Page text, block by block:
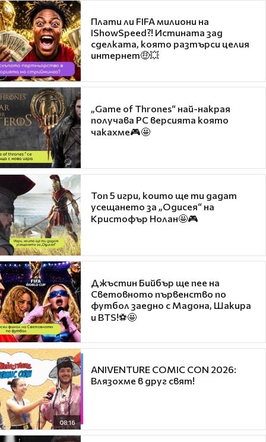
Плати ли FIFA милиони на
IShowSpeed?! Истината зад
сделката, която разтърси целия
интернет🤑💥
„Game of Thrones“ най-накрая
получава PC версията която
чакахме🎮🤩
Топ 5 игри, които ще ти дадат
усещането за „Одисея“ на
Кристофър Нолан🤩🎮
Джъстин Бийбър ще пее на
Световното първенство по
футбол заедно с Мадона, Шакира
и BTS!⚽🤩
08:16
ANIVENTURE COMIC CON 2026:
Влязохме в друг свят!